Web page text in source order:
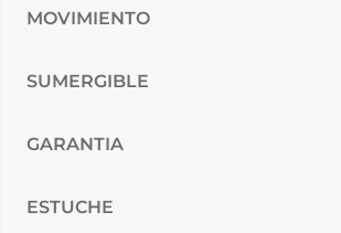
MOVIMIENTO
SUMERGIBLE
GARANTIA
ESTUCHE